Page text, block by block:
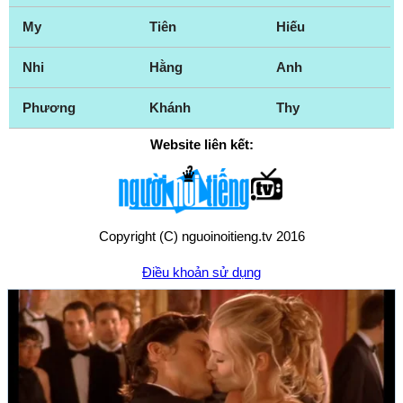
My Tiên Hiếu
Nhi Hằng Anh
Phương Khánh Thy
Website liên kết:
Copyright (C) nguoinoitieng.tv 2016
Điều khoản sử dụng
Chính sách quyền riêng tư